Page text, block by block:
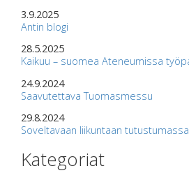
3.9.2025
Antin blogi
28.5.2025
Kaikuu – suomea Ateneumissa
24.9.2024
Saavutettava Tuomasmessu
29.8.2024
Soveltavaan liikuntaan tutustumassa
Kategoriat